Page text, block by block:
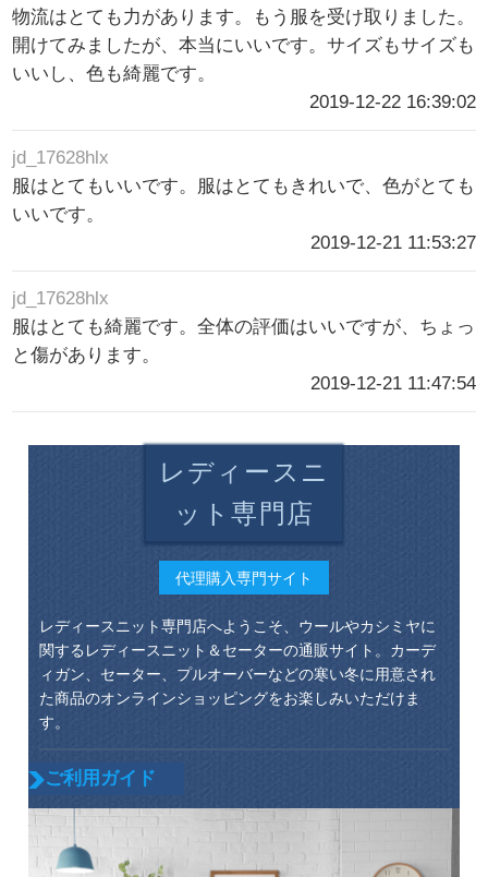
物流はとても力があります。もう服を受け取りました。
開けてみましたが、本当にいいです。サイズもサイズも
いいし、色も綺麗です。
2019-12-22 16:39:02
jd_17628hlx
服はとてもいいです。服はとてもきれいで、色がとても
いいです。
2019-12-21 11:53:27
jd_17628hlx
服はとても綺麗です。全体の評価はいいですが、ちょっ
と傷があります。
2019-12-21 11:47:54
レディースニ
ット専門店
代理購入専門サイト
レディースニット専門店へようこそ、ウールやカシミヤに
関するレディースニット＆セーターの通販サイト。カーデ
ィガン、セーター、プルオーバーなどの寒い冬に用意され
た商品のオンラインショッピングをお楽しみいただけま
す。
ご利用ガイド